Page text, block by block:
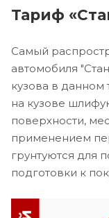
Тариф
Самый
автомобиля
кузова в данном
на кузове
поверхности,
применением
грунтуются для
подготовки к